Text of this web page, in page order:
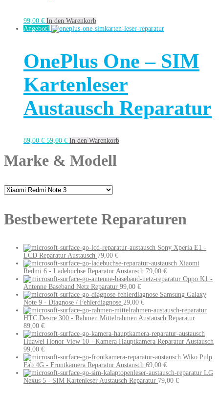
99,00 € In den Warenkorb
Angebot!
OnePlus One – SIM
Kartenleser
Austausch Reparatur
89,00€ 59,00 € In den Warenkorb
Marke & Modell
Bestbewertete Reparaturen
Sony Xperia E1 -
LCD Reparatur Austausch 79,00 €
Xiaomi
Redmi 6 - Ladebuchse Reparatur Austausch 79,00 €
Oppo K1 -
Antenne Baseband Netz Reparatur 99,00 €
Samsung Galaxy
Note 9 - Diagnose / Fehlerdiagnose 29,00 €
HTC Desire 300 - Rahmen Mittelrahmen Austausch Reparatur
89,00 €
Huawei Honor View 10 - Kamera Hauptkamera Reparatur Austausch
99,00 €
Wiko Pulp
Fab 4G - Frontkamera Reparatur Austausch 69,00 €
LG
Nexus 5 - SIM Kartenleser Austausch Reparatur 79,00 €